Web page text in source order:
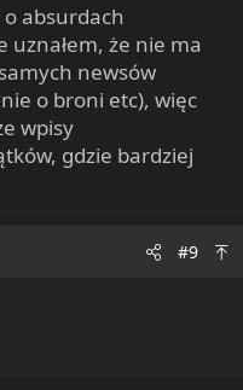
o absurdach
uznałem, że nie ma
newsów
o broni etc), więc
wpisy
gdzie bardziej
#9